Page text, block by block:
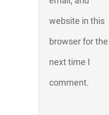
website in this
browser for the
next time I
comment.